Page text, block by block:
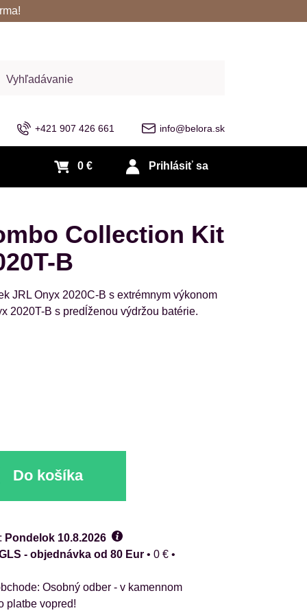
+421 907 426 661 info@belora.sk
Prihlásiť sa
0 €
Collection Kit
B
JRL Onyx 2020C-B s extrémnym výkonom
2020T-B s predĺženou výdržou batérie.
Do košíka
Pondelok10.8.2026
- objednávka od 80 Eur• 0 € •
Osobný odber - v kamennom
platbe vopred!